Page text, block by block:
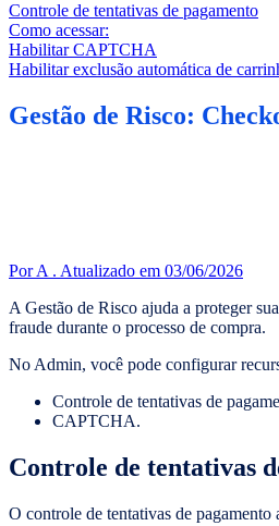
Controle de tentativas de pagamento
Como acessar:
Habilitar CAPTCHA
Habilitar exclusão automática de
Gestão de Risco:
Por A . Atualizado em 03/06/2026
A Gestão de Risco ajuda a proteger
fraude durante o processo de compra.
No Admin, você pode configurar
Controle de tentativas de
CAPTCHA.
Controle de tentativas
O controle de tentativas de pagamento